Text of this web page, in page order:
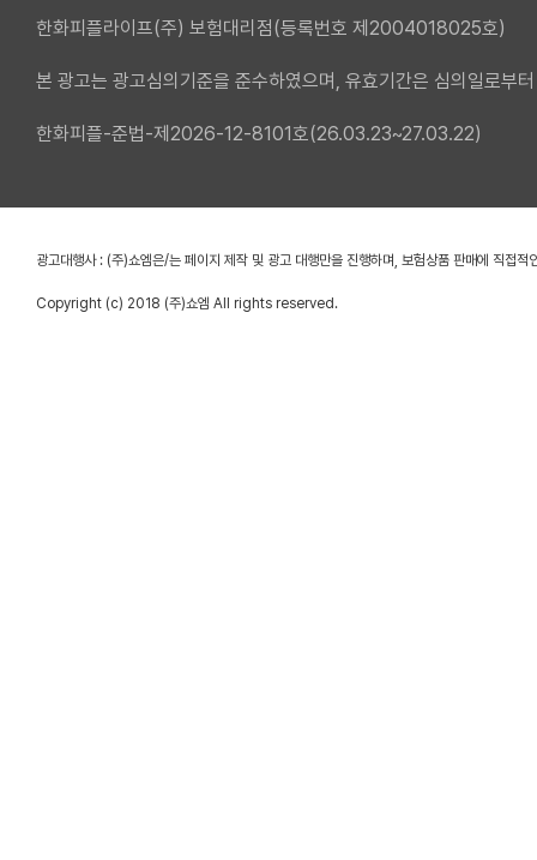
한화피플라이프(주) 보험대리점(등록번호 제2004018025호)
본 광고는 광고심의기준을 준수하였으며, 유효기간은 심의일로부
한화피플-준법-제2026-12-8101호(26.03.23~27.03.22)
광고대행사 : (주)쇼엠은/는 페이지 제작 및 광고 대행만을 진행하며, 보험상품 판매에 직접적
Copyright (c) 2018 (주)쇼엠 All rights reserved.